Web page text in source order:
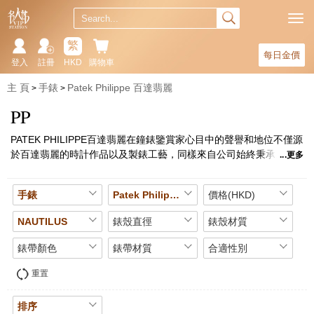
每日金價
購物車
繁
HKD
註冊
登入
主 頁 手錶 Patek Philippe 百達翡麗
PP
PATEK PHILIPPE百達翡麗在鐘錶鑒賞家心目中的聲譽和地位不僅源
於百達翡麗的時計作品以及製錶工藝，同樣來自公司始終秉承1839
藝、珍貴稀有、恒久價值、工藝美學、優質服務、情感傳遞、承傳
優質，成為百達翡麗非凡理念與至高品質的象徵。
更多
手錶 Patek Philippe 百達翡麗 價格(HKD)
NAUTILUS 錶殼直徑 錶殼材質
錶帶顏色 錶帶材質 合適性別
重置
排序